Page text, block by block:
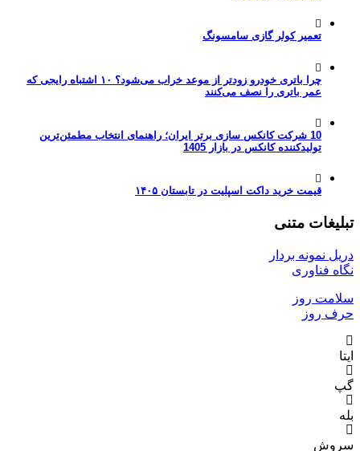
تعمیر کولر گازی سامسونگ
چرا باتری خودرو زودتر از موعد خراب می‌شود؟ ۱۰ اشتباه رایجی که
عمر باتری را نصف می‌کنند
10 شرکت کانکس سازی برتر ایران؛ راهنمای انتخاب مطمئن‌ترین
تولیدکننده کانکس در بازار 1405
قیمت خرید داکت اسپلیت در تابستان ۱۴۰۵
تبلیغات متنی
دریل نمونه بردار
نگاه فناوری
سلامت روز
حرف روز
ایتا
گپ
بله
سروش